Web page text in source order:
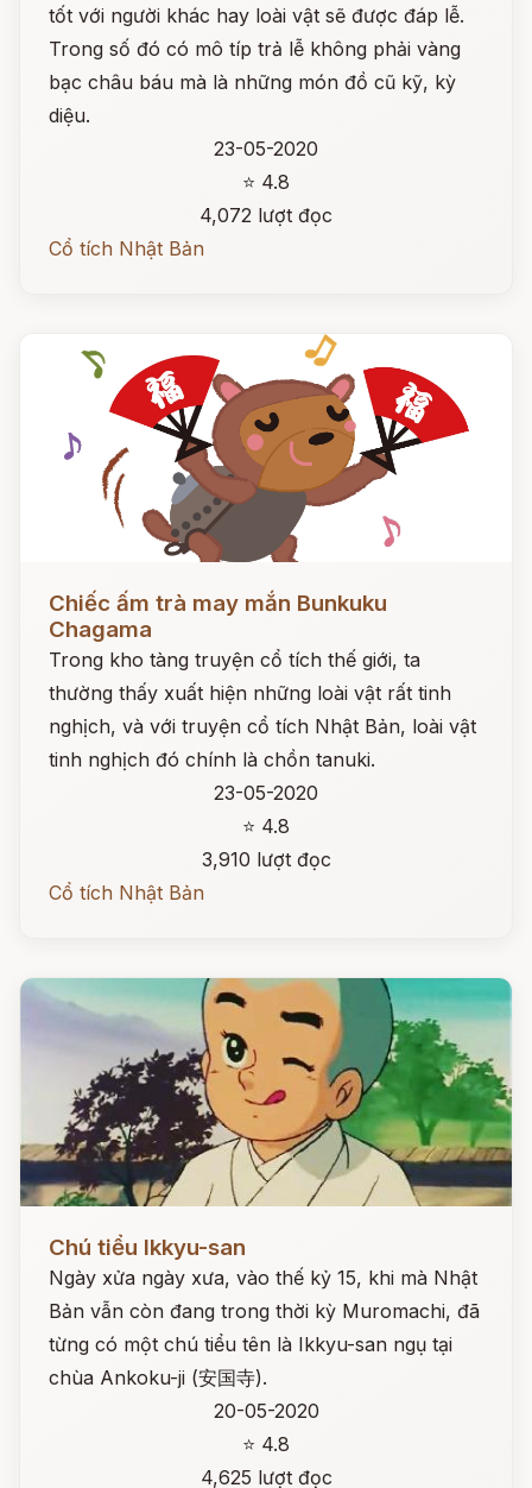
tốt với người khác hay loài vật sẽ được đáp lễ.
Trong số đó có mô típ trả lễ không phải vàng
bạc châu báu mà là những món đồ cũ kỹ, kỳ
diệu.
23-05-2020
⭐ 4.8
4,072 lượt đọc
Cổ tích Nhật Bản
Đọc ngay
Chiếc ấm trà may mắn Bunkuku
Chagama
Trong kho tàng truyện cổ tích thế giới, ta
thường thấy xuất hiện những loài vật rất tinh
nghịch, và với truyện cổ tích Nhật Bản, loài vật
tinh nghịch đó chính là chồn tanuki.
23-05-2020
⭐ 4.8
3,910 lượt đọc
Cổ tích Nhật Bản
Chú tiểu Ikkyu-san
Ngày xửa ngày xưa, vào thế kỷ 15, khi mà Nhật
Bản vẫn còn đang trong thời kỳ Muromachi, đã
từng có một chú tiểu tên là Ikkyu-san ngụ tại
chùa Ankoku-ji (安国寺).
20-05-2020
⭐ 4.8
4,625 lượt đọc